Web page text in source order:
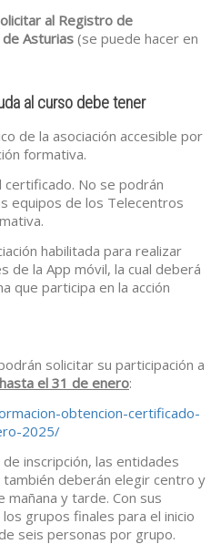
al Registro de
Asturias (se puede hacer en
al curso debe tener
de la asociación accesible por
formativa.
certificado. No se podrán
equipos de los Telecentros
habilitada para realizar
de la App móvil, la cual deberá
que participa en la acción
solicitar su participación a
hasta el 31 de enero:
obtencion-certificado-
2025/
inscripción, las entidades
deberán elegir centro y
y tarde. Con sus
grupos finales para el inicio
seis personas por grupo.